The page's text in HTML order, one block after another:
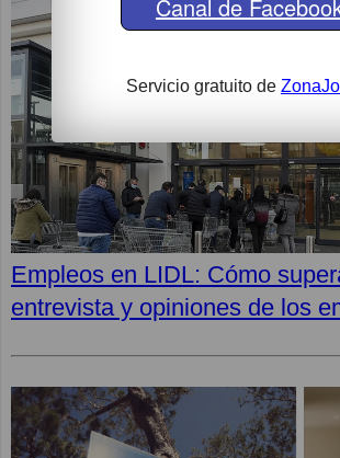
Canal de
Servicio gratuito de
Empleos en LIDL: Cómo
entrevista y opiniones de los